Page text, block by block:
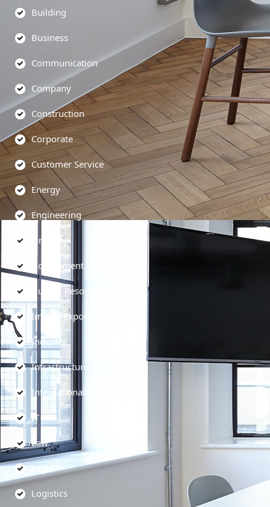
Building
Business
Communication
Company
Construction
Corporate
Customer Service
Energy
Engineering
Finance
Government
Human Resources
Import-Export
Industry
Infrastructure
International
IT
Law
Legal
Logistics